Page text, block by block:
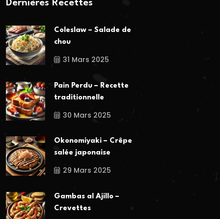
Dernières Recettes
Coleslaw – Salade de
chou
31 Mars 2025
Pain Perdu – Recette
traditionnelle
30 Mars 2025
Okonomiyaki – Crêpe
salée japonaise
29 Mars 2025
Gambas al Ajillo –
Crevettes